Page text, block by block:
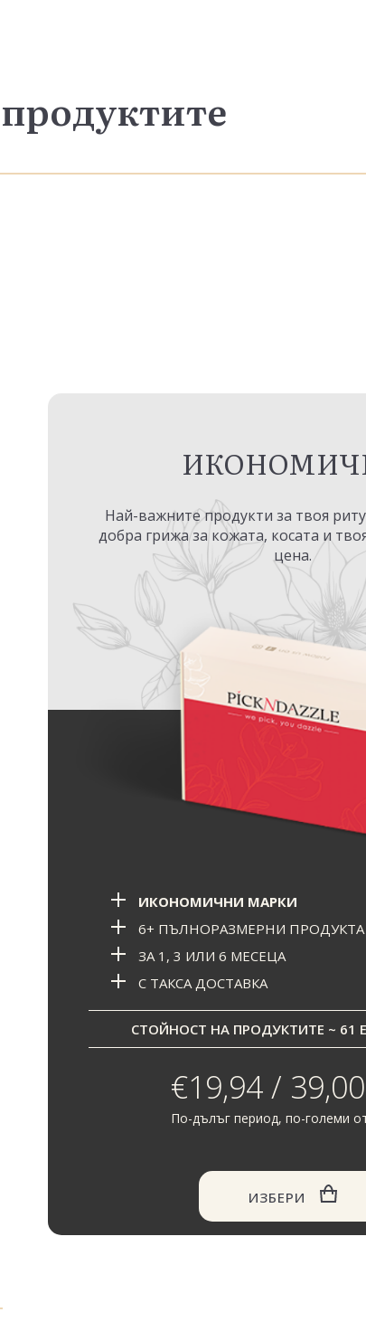
Най-важните продукти за твоя
добра грижа за кожата, косата и
цена.
ИКОНОМИЧНИ МАРКИ
6+ ПЪЛНОРАЗМЕРНИ ПРОДУКТА
ЗА 1, 3 ИЛИ 6 МЕСЕЦА
С ТАКСА ДОСТАВКА
СТОЙНОСТ НА ПРОДУКТИТЕ ~ 61
€19,94 /
По-дълъг период, по-големи
ИЗБЕРИ